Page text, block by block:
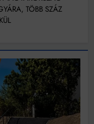
TÖBB SZÁZ